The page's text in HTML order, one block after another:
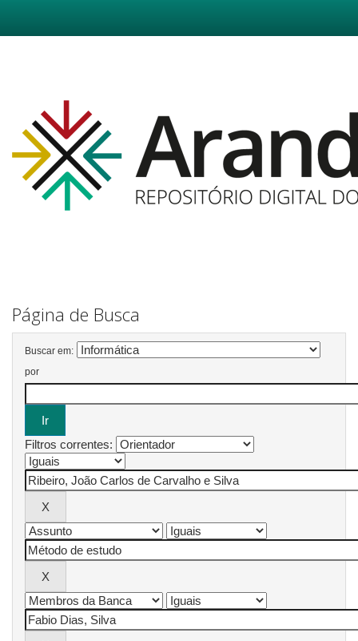
Página de Busca
Buscar em:
por
Filtros correntes: